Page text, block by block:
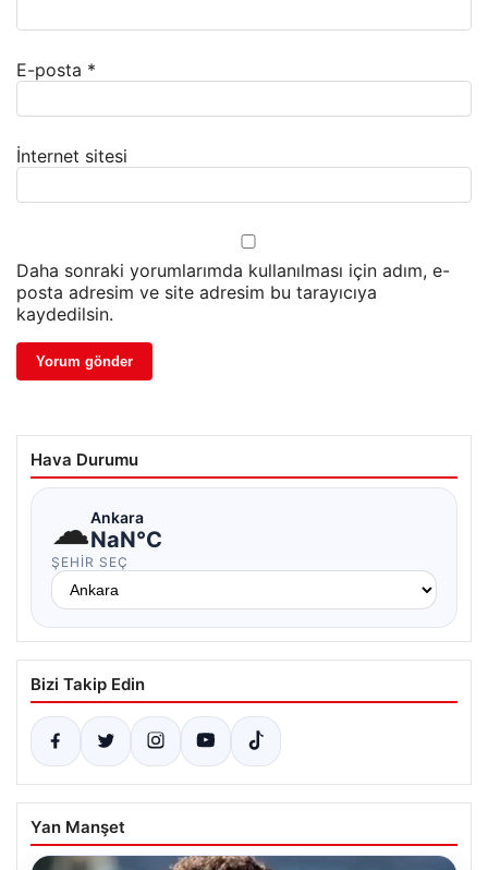
E-posta *
İnternet sitesi
Daha sonraki yorumlarımda kullanılması için adım, e-
posta adresim ve site adresim bu tarayıcıya
kaydedilsin.
Hava Durumu
☁Ankara
NaN°C
ŞEHIR SEÇ
Bizi Takip Edin
Yan Manşet